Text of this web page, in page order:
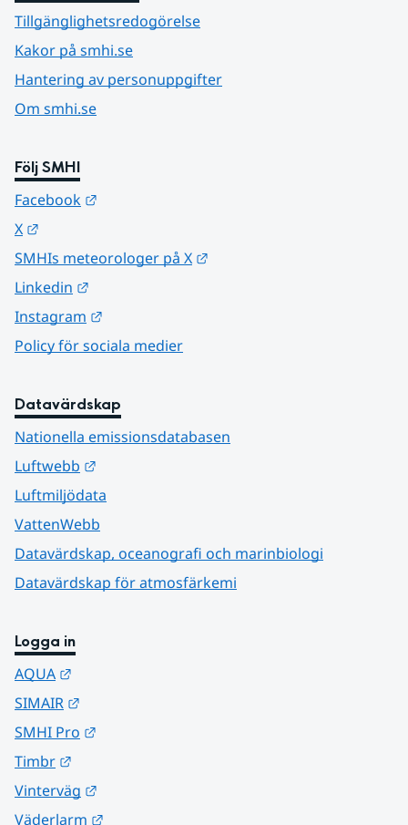
Tillgänglighetsredogörelse
Kakor på smhi.se
Hantering av personuppgifter
Om smhi.se
Följ SMHI
Facebook
X
SMHIs meteorologer på X
Linkedin
Instagram
Policy för sociala medier
Datavärdskap
Nationella emissionsdatabasen
Luftwebb
Luftmiljödata
VattenWebb
Datavärdskap, oceanografi och marinbiologi
Datavärdskap för atmosfärkemi
Logga in
AQUA
SIMAIR
SMHI Pro
Timbr
Vinterväg
Väderlarm